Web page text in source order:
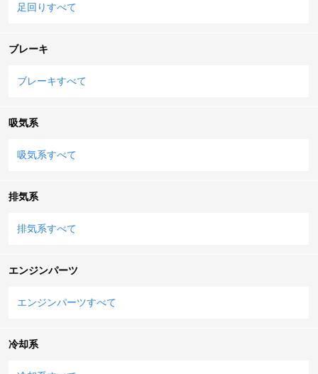
足回りすべて
ブレーキ
ブレーキすべて
吸気系
吸気系すべて
排気系
排気系すべて
エンジンパーツ
エンジンパーツすべて
冷却系